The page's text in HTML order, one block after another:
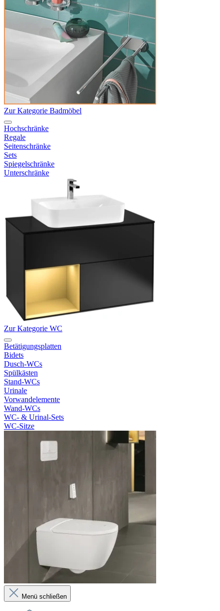
Zur Kategorie Badmöbel
Hochschränke
Regale
Seitenschränke
Sets
Spiegelschränke
Unterschränke
Zur Kategorie WC
Betätigungsplatten
Bidets
Dusch-WCs
Spülkästen
Stand-WCs
Urinale
Vorwandelemente
Wand-WCs
WC- & Urinal-Sets
WC-Sitze
Menü schließen